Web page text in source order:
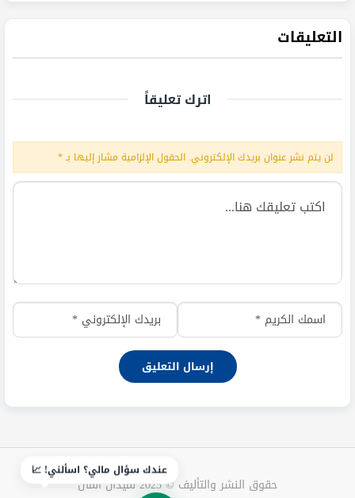
التعليقات
اترك تعليقاً
لن يتم نشر عنوان بريدك الإلكتروني. الحقول الإلزامية مشار إليها بـ*
حقوق النشر والتأليف © 2025 لميدان المال
عندك سؤال مالي؟ اسألني! 📈